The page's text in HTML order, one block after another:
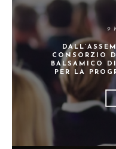
9
CONSORZIO
BALSAMICO
PER LA